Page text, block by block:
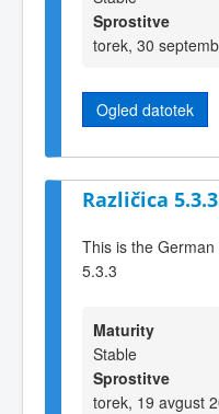
Sprostitve
torek, 30
Ogled datotek
Različica
This is the
5.3.3
Maturity
Stable
Sprostitve
torek, 19 avgust